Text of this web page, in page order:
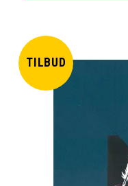
TILBUD